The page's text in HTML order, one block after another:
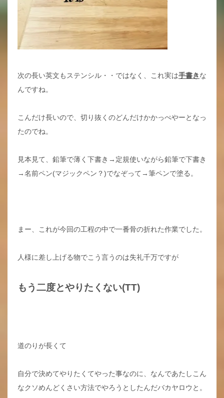
次の長い英文もステンシル・・ではなく、これ実は手書きな
んですね。
こんだけ長いので、切り抜くのどんだけかかっぺやーとなっ
たのでね。
見本見て、鉛筆で薄く下書き→定規使いながら鉛筆で下書き
→名前ペン(マジックペン？)でなぞって→筆ペンで塗る。
まー、これが今回の工程の中で一番骨の折れた作業でした。
人様に差し上げる物でこう言うのは失礼千万ですが
もう二度とやりたくない(TT)
道のりが長くて
自分で決めてやりたくてやった事なのに、なんであたしこん
なクソめんどくさい方法でやろうとしたんだバカヤロウと。